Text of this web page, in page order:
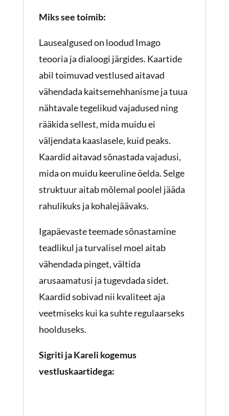
Miks see toimib:
Lausealgused on loodud Imago
teooria ja dialoogi järgides. Kaartide
abil toimuvad vestlused aitavad
vähendada kaitsemehhanisme ja tuua
nähtavale tegelikud vajadused ning
rääkida sellest, mida muidu ei
väljendata kaaslasele, kuid peaks.
Kaardid aitavad sõnastada vajadusi,
mida on muidu keeruline öelda. Selge
struktuur aitab mõlemal poolel jääda
rahulikuks ja kohalejäävaks.
Igapäevaste teemade sõnastamine
teadlikul ja turvalisel moel aitab
vähendada pinget, vältida
arusaamatusi ja tugevdada sidet.
Kaardid sobivad nii kvaliteet aja
veetmiseks kui ka suhte regulaarseks
hoolduseks.
Sigriti ja Kareli kogemus
vestluskaartidega: